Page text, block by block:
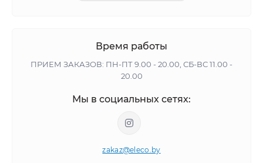
Время работы
ПРИЕМ ЗАКАЗОВ: ПН-ПТ 9.00 - 20.00, СБ-ВС 11.00 -
20.00
Мы в социальных сетях:
zakaz@eleco.by